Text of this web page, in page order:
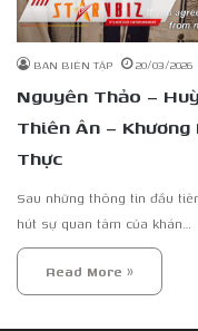
BAN BIÊN TẬP 20/03/2026
Nguyên Thảo –
Thiên Ân –
Thực
Sau những thông tin đầu
hút sự quan tâm của khán…
Read More »